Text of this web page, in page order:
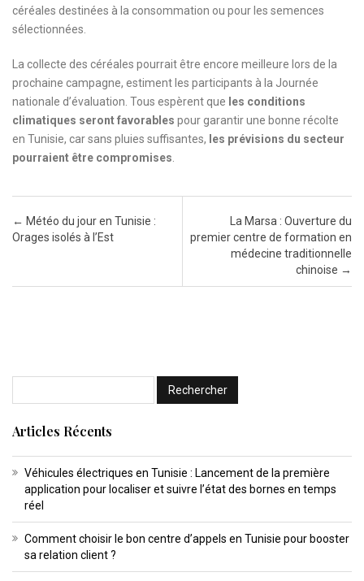
céréales destinées à la consommation ou pour les semences
sélectionnées.
La collecte des céréales pourrait être encore meilleure lors de la
prochaine campagne, estiment les participants à la Journée
nationale d’évaluation. Tous espèrent que les conditions
climatiques seront favorables pour garantir une bonne récolte
en Tunisie, car sans pluies suffisantes, les prévisions du secteur
pourraient être compromises
Post navigation
← Météo du jour en Tunisie :
Orages isolés à l’Est
La Marsa : Ouverture du
premier centre de formation en
médecine traditionnelle
chinoise →
Articles Récents
Véhicules électriques en Tunisie : Lancement de la première
application pour localiser et suivre l’état des bornes en temps
réel
Comment choisir le bon centre d’appels en Tunisie pour booster
sa relation client ?